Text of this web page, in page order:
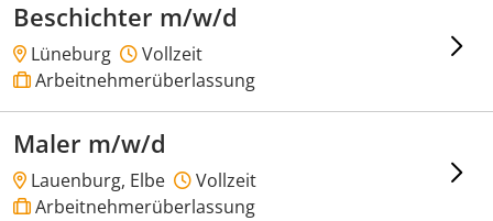
Beschichter m/w/d
Lüneburg
Vollzeit
Arbeitnehmerüberlassung
Maler m/w/d
Lauenburg, Elbe
Vollzeit
Arbeitnehmerüberlassung